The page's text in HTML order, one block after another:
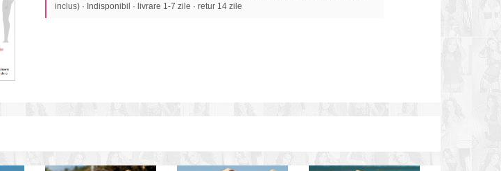
inclus) · Indisponibil · livrare 1-7 zile · retur 14 zile